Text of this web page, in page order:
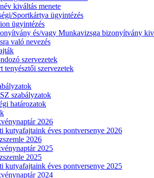
kiváltás menete
Sportkártya ügyintézés
ügyintézés
és/vagy Munkavizsga bizonyítvány
való nevezés
szervezetek
tenyésztői szervezetek
szabályzatok
határozatok
2026
kutyafajtaink éves pontversenye 2026
2026
2025
2025
kutyafajtaink éves pontversenye 2025
2024